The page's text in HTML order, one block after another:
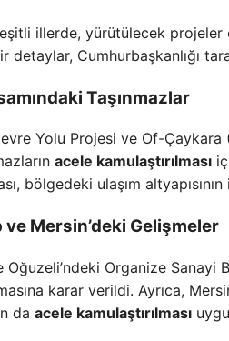
illerde, yürütülecek projeler
detaylar, Cumhurbaşkanlığı
Taşınmazlar
Yolu Projesi ve Of-Çaykara
acele kamulaştırılması
bölgedeki ulaşım
ve Mersin’deki Gelişmeler
Oğuzeli’ndeki Organize Sanayi
karar verildi. Ayrıca,
da acele kamulaştırılması